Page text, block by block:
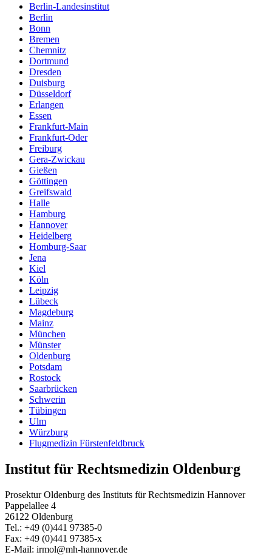
Berlin-Landesinstitut
Berlin
Bonn
Bremen
Chemnitz
Dortmund
Dresden
Duisburg
Düsseldorf
Erlangen
Essen
Frankfurt-Main
Frankfurt-Oder
Freiburg
Gera-Zwickau
Gießen
Göttingen
Greifswald
Halle
Hamburg
Hannover
Heidelberg
Homburg-Saar
Jena
Kiel
Köln
Leipzig
Lübeck
Magdeburg
Mainz
München
Münster
Oldenburg
Potsdam
Rostock
Saarbrücken
Schwerin
Tübingen
Ulm
Würzburg
Flugmedizin Fürstenfeldbruck
Institut für Rechtsmedizin Oldenburg
Prosektur Oldenburg des Instituts für Rechtsmedizin Hannover
Pappelallee 4
26122 Oldenburg
Tel.: +49 (0)441 97385-0
Fax: +49 (0)441 97385-x
E-Mail: irmol@mh-hannover.de